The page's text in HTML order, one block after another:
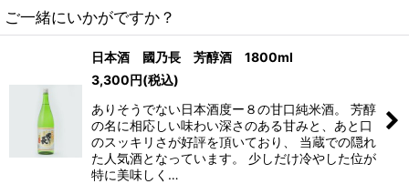
ご一緒にいかがですか？
日本酒 國乃長 芳醇酒 1800ml
3,300円(税込)
ありそうでない日本酒度ー８の甘口純米酒。 芳醇
の名に相応しい味わい深さのある甘みと、あと口
のスッキリさが好評を頂いており、 当蔵での隠れ
た人気酒となっています。 少しだけ冷やした位が
特に美味しく…